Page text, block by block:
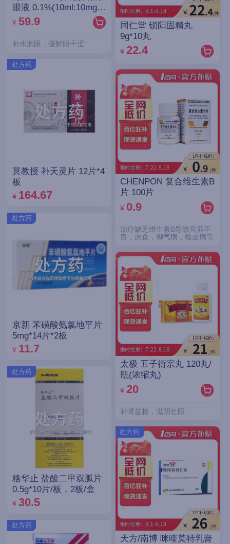
眼液 0.1%(10ml:10mg)/
支(OTC)
¥ 59.9
补水润眼，缓解眼干涩
处方药
莫教授 补天灵片 12片*4
板
¥ 164.67
处方药
京新 苯磺酸氨氯地平片
5mg*14片*2板
¥ 11.7
处方药
格华止 盐酸二甲双胍片
0.5g*10片/板，2板/盒
¥ 30.5
处方药
同仁堂 锁阳固精丸
9g*10丸
¥ 22.4
CHENPON 复合维生素B
片 100片
¥ 0.9
治疗缺乏维生素B导致营养不
良，厌食，脚气病，糙皮病等
太极 五子衍宗丸 120丸/
瓶(浓缩丸)
¥ 20
补肾益精，滋阴壮阳
处方药
天方/南博 咪喹莫特乳膏